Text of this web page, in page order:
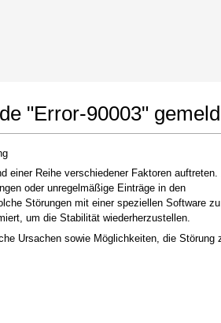
"Error-90003"
einer Reihe verschiedener Faktoren auftreten.
oder unregelmäßige Einträge in den
Störungen mit einer speziellen Software zu
um die Stabilität wiederherzustellen.
Ursachen sowie Möglichkeiten, die Störung